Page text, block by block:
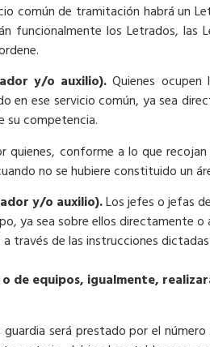
común de tramitación habrá un
funcionalmente los Letrados,
y/o auxilio).Quienes
en ese servicio común, ya sea
su competencia.
quienes, conforme a lo que
no se hubiere constituido un
y/o auxilio).Los jefes o jefas
ya sea sobre ellos directamente
través de las instrucciones
de equipos, igualmente,
guardia será prestado por el